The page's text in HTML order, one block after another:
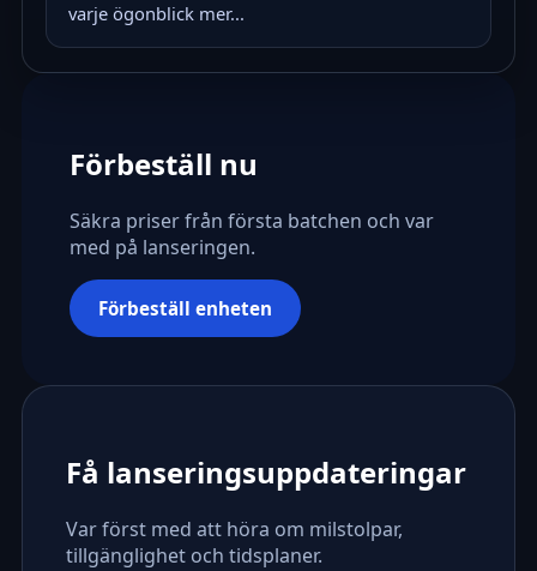
varje ögonblick mer...
Förbeställ nu
Säkra priser från första batchen och var
med på lanseringen.
Förbeställ enheten
Få lanseringsuppdateringar
Var först med att höra om milstolpar,
tillgänglighet och tidsplaner.